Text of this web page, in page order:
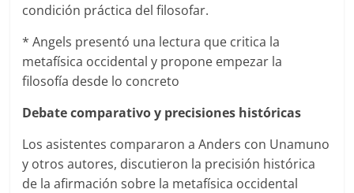
condición práctica del filosofar.
* Angels presentó una lectura que critica la
metafísica occidental y propone empezar la
filosofía desde lo concreto
Debate comparativo y precisiones históricas
Los asistentes compararon a Anders con Unamuno
y otros autores, discutieron la precisión histórica
de la afirmación sobre la metafísica occidental